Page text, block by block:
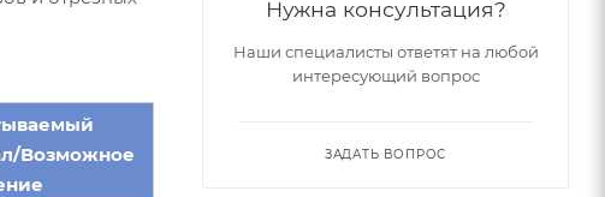
Возможное
Нужна консультация?
Наши специалисты ответят на любой
интересующий вопрос
ЗАДАТЬ ВОПРОС